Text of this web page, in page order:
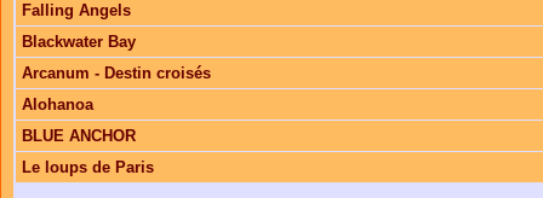
Falling Angels
Blackwater Bay
Arcanum - Destin croisés
Alohanoa
BLUE ANCHOR
Le loups de Paris